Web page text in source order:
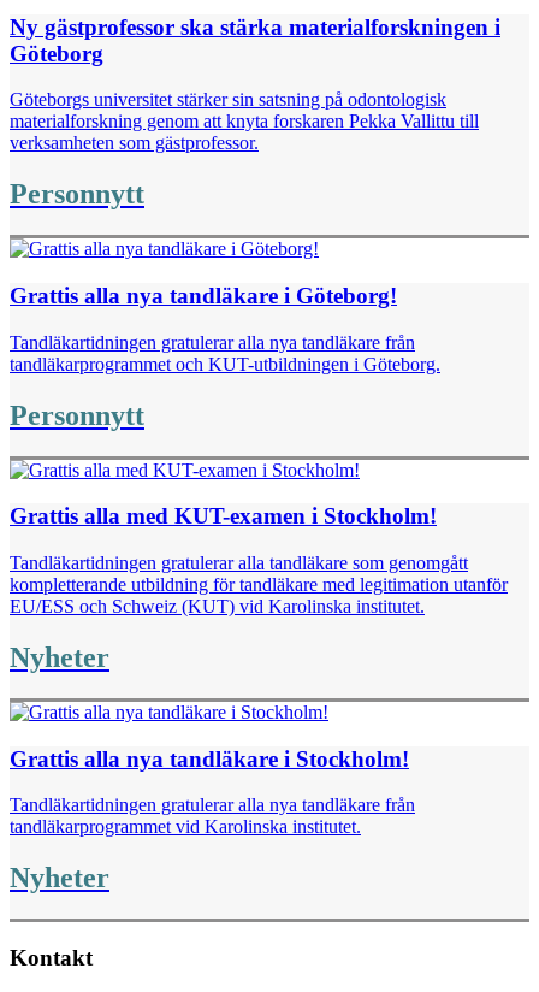
Ny gästprofessor ska stärka materialforskningen i
Göteborg
Göteborgs universitet stärker sin satsning på odontologisk
materialforskning genom att knyta forskaren Pekka Vallittu till
verksamheten som gästprofessor.
Personnytt
Grattis alla nya tandläkare i Göteborg!
Tandläkartidningen gratulerar alla nya tandläkare från
tandläkarprogrammet och KUT-utbildningen i Göteborg.
Personnytt
Grattis alla med KUT-examen i Stockholm!
Tandläkartidningen gratulerar alla tandläkare som genomgått
kompletterande ­utbildning för ­tandläkare med legitimation utanför
EU/ESS och Schweiz (KUT) vid Karolinska institutet.
Nyheter
Grattis alla nya tandläkare i Stockholm!
Tandläkartidningen gratulerar alla nya tandläkare från
tandläkarprogrammet vid Karolinska institutet.
Nyheter
Kontakt